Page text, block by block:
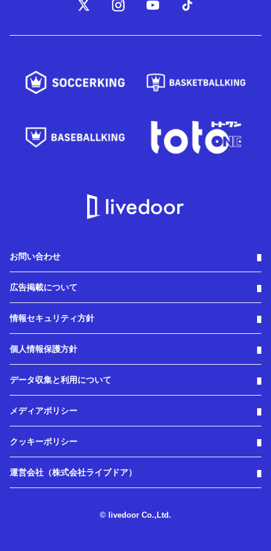
お問い合わせ
広告掲載について
情報セキュリティ方針
個人情報保護方針
データ収集と利用について
メディアポリシー
クッキーポリシー
運営会社（株式会社ライブドア）
© livedoor Co.,Ltd.